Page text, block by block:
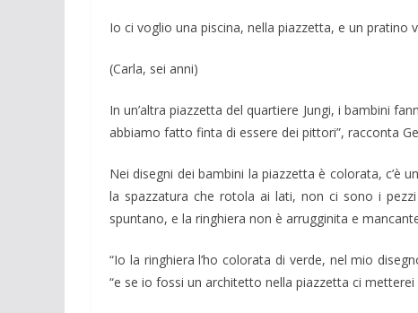
Io ci voglio una piscina, nella piazzetta, e un pratino
(Carla, sei anni)
In un’altra piazzetta del quartiere Jungi, i bambini
abbiamo fatto finta di essere dei pittori”, racconta
Nei disegni dei bambini la piazzetta è colorata, c’è
la spazzatura che rotola ai lati, non ci sono i
spuntano, e la ringhiera non è arrugginita e
“Io la ringhiera l’ho colorata di verde, nel mio
“e se io fossi un architetto nella piazzetta ci